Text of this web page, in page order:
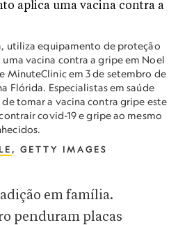
utiliza equipamento de proteção
vacina contra a gripe em Noel
MinuteClinic em 3 de setembro de
Flórida. Especialistas em saúde
tomar a vacina contra gripe este
covid-19 e gripe ao mesmo
, GETTY IMAGES
em família.
penduram placas